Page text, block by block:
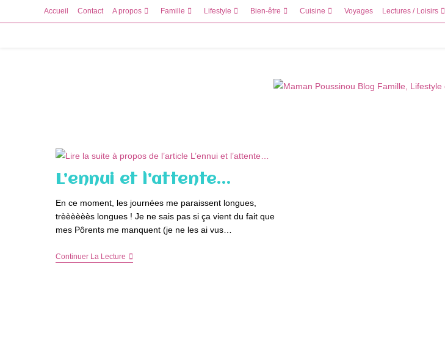
to
Accueil Contact A propos Famille Lifestyle Bien-être Cuisine Voyages Lectures / Loisirs
L’ennui et l’attente…
En ce moment, les journées me paraissent longues,
trèèèèèès longues ! Je ne sais pas si ça vient du fait que
mes Pôrents me manquent (je ne les ai vus…
Continuer La LectureL’ennui